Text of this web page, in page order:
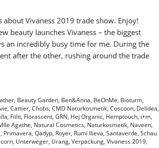
Vivaness 2019 trade show. Enjoy!
beauty launches Vivaness – the biggest
an incredibly busy time for me. During the
after the other, rushing around the trade
, Beauty Garden, Ben&Anna, BeOnMe, Bioturm,
, Cattier, Chobs, CMD Naturkosmetik, Coscoon, Delidea,
, Fiilit, Florascent, GRN, Hej Organic, Hemptouch, i+m,
Agathe, Natural Cosmetics, Naturkosmetik, Naveen,
, Primavera, Qädyp, Royer, Rumi Ilieva, Santaverde, Schau
, Unterweger, Urang, Verpackung, Vivaness 2019,